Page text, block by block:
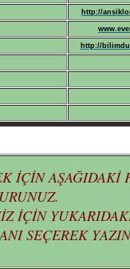
http://
http://
İÇİN AŞAĞIDAKİ
İÇİN
SEÇEREK